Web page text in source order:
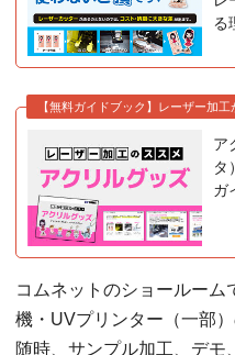
る
【無料ガイドブック】レーザー加
ア
タ
ガ
コムネットのショールーム
機・UVプリンター（一部
随時、サンプル加工、デ